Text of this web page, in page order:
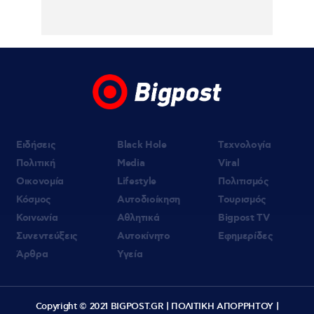
Ειδήσεις
Πολιτική
Οικονομία
Κόσμος
Κοινωνία
Συνεντεύξεις
Άρθρα
Black Hole
Media
Lifestyle
Αυτοδιοίκηση
Αθλητικά
Αυτοκίνητο
Υγεία
Τεχνολογία
Viral
Πολιτισμός
Τουρισμός
Bigpost TV
Εφημερίδες
Copyright © 2021 BIGPOST.GR | ΠΟΛΙΤΙΚΗ ΑΠΟΡΡΗΤΟΥ|